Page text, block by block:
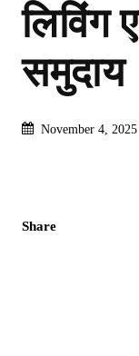
लिविंग
समुदाय
November 4, 2025
Share